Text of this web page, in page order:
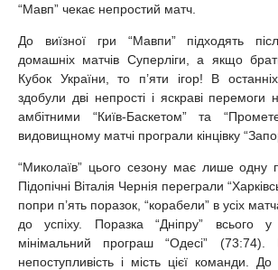
“Мавп” чекає непростий матч.
До виїзної гри “Мавпи” підходять
домашніх матчів Суперліги, а якщо
Кубок України, то п’яти ігор! В
здобули дві непрості і яскраві перемоги
амбітними “Київ-Баскетом” та
видовищному матчі програли кінцівку
“Миколаїв” цього сезону має лише одну
Підопічні Віталія Чернія переграли
попри п’ять поразок, “корабели” в усіх
до успіху. Поразка “Дніпру” всього
мінімальний програш “Одесі”
непоступливість і мість цієї команди.